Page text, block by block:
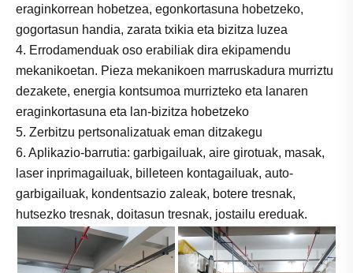
eraginkorrean hobetzea, egonkortasuna hobetzeko,
gogortasun handia, zarata txikia eta bizitza luzea
4. Errodamenduak oso erabiliak dira ekipamendu
mekanikoetan. Pieza mekanikoen marruskadura murriztu
dezakete, energia kontsumoa murrizteko eta lanaren
eraginkortasuna eta lan-bizitza hobetzeko
5. Zerbitzu pertsonalizatuak eman ditzakegu
6. Aplikazio-barrutia: garbigailuak, aire girotuak, masak,
laser inprimagailuak, billeteen kontagailuak, auto-
garbigailuak, kondentsazio zaleak, botere tresnak,
hutsezko tresnak, doitasun tresnak, jostailu ereduak.